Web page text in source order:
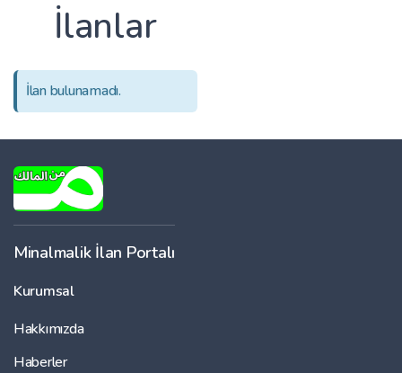
İlanlar
İlan bulunamadı.
Minalmalik İlan Portalı
Kurumsal
Hakkımızda
Haberler